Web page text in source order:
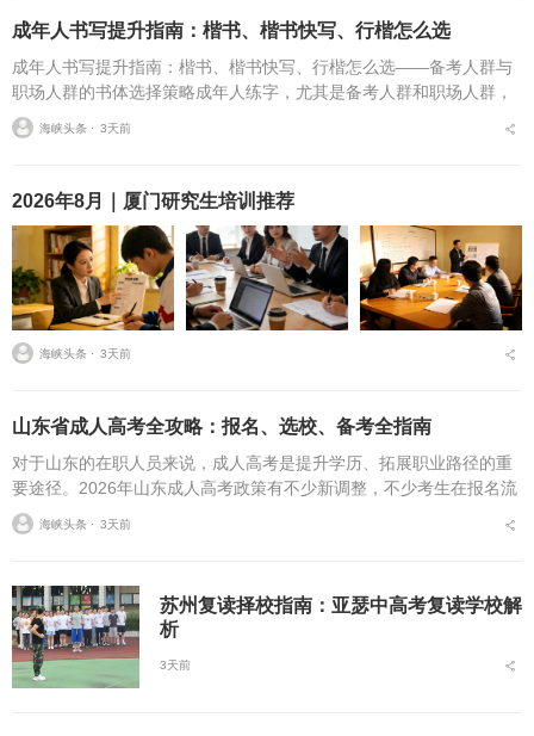
成年人书写提升指南：楷书、楷书快写、行楷怎么选
成年人书写提升指南：楷书、楷书快写、行楷怎么选——备考人群与
职场人群的书体选择策略成年人练字，尤其是备考人群和职场人群，
常常面临一个具体问题：字丑想改善，到底该练标准楷书，还是练楷
书快写，或者干脆练行...
海峡头条 ⋅ 3天前
2026年8月｜厦门研究生培训推荐
海峡头条 ⋅ 3天前
山东省成人高考全攻略：报名、选校、备考全指南
对于山东的在职人员来说，成人高考是提升学历、拓展职业路径的重
要途径。2026年山东成人高考政策有不少新调整，不少考生在报名流
程、条件筛选、院校选择等方面存在诸多疑问，本文将从报名全流
程、报考条件、院校...
海峡头条 ⋅ 3天前
苏州复读择校指南：亚瑟中高考复读学校解
析
3天前